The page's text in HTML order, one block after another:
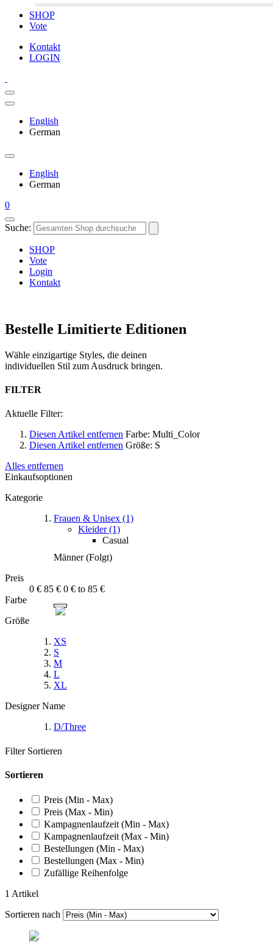
SHOP
Vote
Kontakt
LOGIN
English
German
English
German
0
Suche:
SHOP
Vote
Login
Kontakt
Bestelle Limitierte Editionen
Wähle einzigartige Styles, die deinen
individuellen Stil zum Ausdruck bringen.
FILTER
Aktuelle Filter:
Diesen Artikel entfernen Farbe: Multi_Color
Diesen Artikel entfernen Größe: S
Alles entfernen
Einkaufsoptionen
Kategorie
Frauen & Unisex (1)
Kleider (1)
Casual
Männer (Folgt)
Preis
0 € 85 € 0 € to 85 €
Farbe
Größe
XS
S
M
L
XL
Designer Name
D/Three
Filter Sortieren
Sortieren
Preis (Min - Max)
Preis (Max - Min)
Kampagnenlaufzeit (Min - Max)
Kampagnenlaufzeit (Max - Min)
Bestellungen (Min - Max)
Bestellungen (Max - Min)
Zufällige Reihenfolge
1 Artikel
Sortieren nach